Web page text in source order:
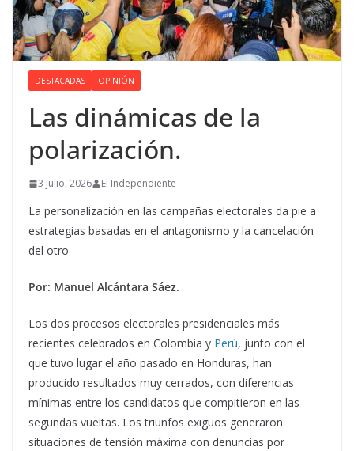
DESTACADAS OPINIÓN
Las dinámicas de la
polarización.
3 julio, 2026 El Independiente
La personalización en las campañas electorales da pie a
estrategias basadas en el antagonismo y la cancelación
del otro
Por: Manuel Alcántara Sáez.
Los dos procesos electorales presidenciales más
recientes celebrados en Colombia y Perú, junto con el
que tuvo lugar el año pasado en Honduras, han
producido resultados muy cerrados, con diferencias
mínimas entre los candidatos que compitieron en las
segundas vueltas. Los triunfos exiguos generaron
situaciones de tensión máxima con denuncias por